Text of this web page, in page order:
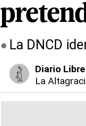
La DNCD
Diario Libre
La